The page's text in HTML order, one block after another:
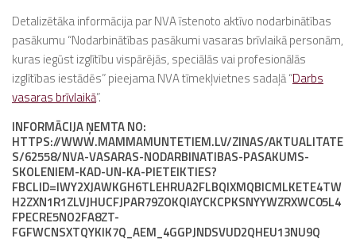
Detalizētāka informācija par NVA īstenoto aktīvo nodarbinātības
pasākumu “Nodarbinātības pasākumi vasaras brīvlaikā personām,
kuras iegūst izglītību vispārējās, speciālās vai profesionālās
izglītības iestādēs” pieejama NVA tīmekļvietnes sadaļā “Darbs
vasaras brīvlaikā”.
INFORMĀCIJA ŅEMTA NO:
HTTPS://WWW.MAMMAMUNTETIEM.LV/ZINAS/AKTUALITATE
S/62558/NVA-VASARAS-NODARBINATIBAS-PASAKUMS-
SKOLENIEM-KAD-UN-KA-PIETEIKTIES?
FBCLID=IWY2XJAWKGH6TLEHRUA2FLBQIXMQBICMLKETE4TW
H2ZXN1R1ZLVJHUCFJPAR79ZOKQIAYCKCPKSNYYWZRXWC05L4
FPECRE5NO2FA8ZT-
FGFWCNSXTQYKIK7Q_AEM_4GGPJNDSVUD2QHEU13NU9Q